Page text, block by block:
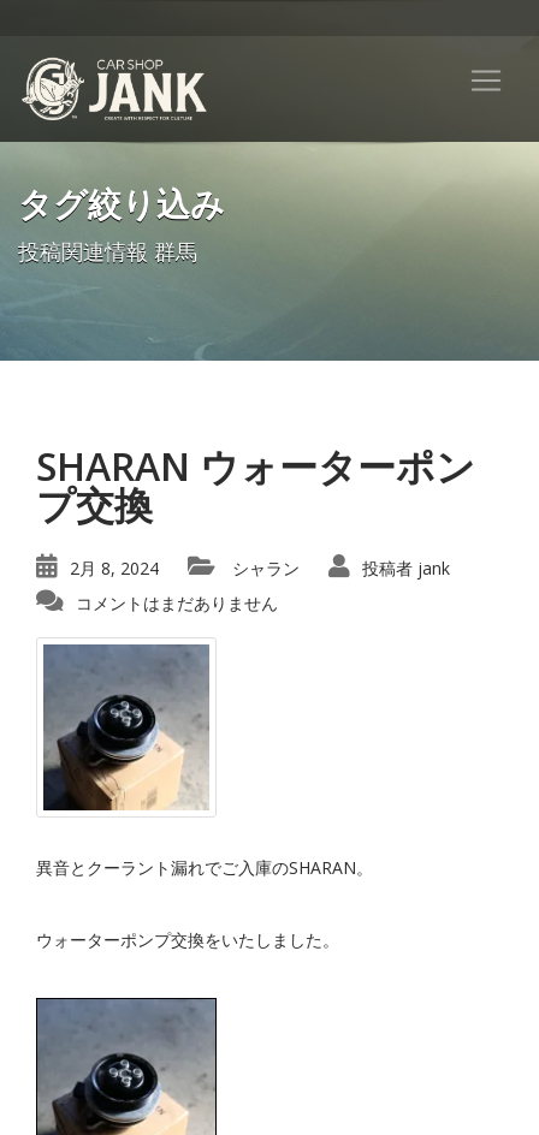
タグ絞り込み
投稿関連情報 群馬
SHARAN ウォーターポン
プ交換
2月 8, 2024 シャラン 投稿者 jank
コメントはまだありません
異音とクーラント漏れでご入庫のSHARAN。
ウォーターポンプ交換をいたしました。